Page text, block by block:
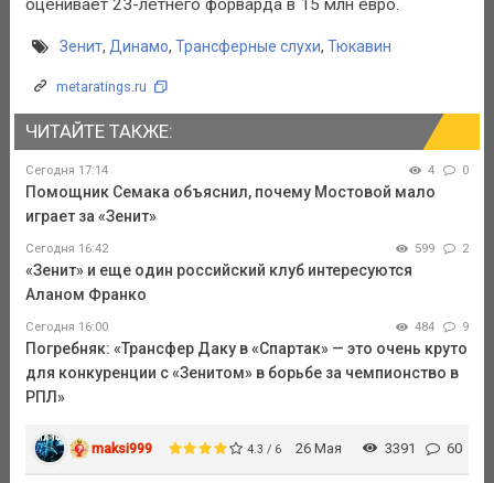
оценивает 23-летнего форварда в 15 млн евро.
Зенит, Динамо, Трансферные слухи, Тюкавин
metaratings.ru
ЧИТАЙТЕ ТАКЖЕ:
Сегодня 17:14 4 0
Помощник Семака объяснил, почему Мостовой мало
играет за «Зенит»
Сегодня 16:42 599 2
«Зенит» и еще один российский клуб интересуются
Аланом Франко
Сегодня 16:00 484 9
Погребняк: «Трансфер Даку в «Спартак» — это очень круто
для конкуренции с «Зенитом» в борьбе за чемпионство в
РПЛ»
maksi999 4.3 / 6 26 Мая 3391 60